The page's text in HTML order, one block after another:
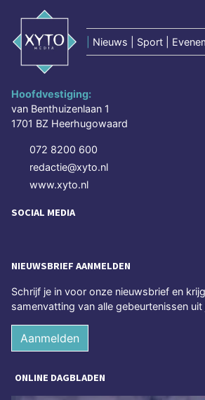
Nieuws | Sport |
Hoofdvestiging:
van Benthuizenlaan 1
1701 BZ Heerhugowaard
072 8200 600
redactie@xyto.nl
www.xyto.nl
SOCIAL MEDIA
NIEUWSBRIEF AANMELDEN
Schrijf je in voor onze nieuwsbrief en
samenvatting van alle gebeurtenissen
Aanmelden
ONLINE DAGBLADEN